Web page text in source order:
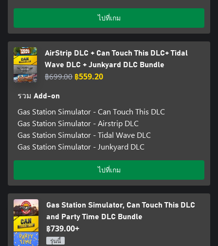
ไปที่เกม
AirStrip DLC + Can Touch This DLC+ Tidal
Wave DLC + Junkyard DLC Bundle
฿699.00 ฿559.20
รวม Add-on
Gas Station Simulator - Can Touch This DLC
Gas Station Simulator - Airstrip DLC
Gas Station Simulator - Tidal Wave DLC
Gas Station Simulator - Junkyard DLC
ไปที่เกม
Gas Station Simulator, Can Touch This DLC
and Party Time DLC Bundle
฿739.00+
รุ่นนี้